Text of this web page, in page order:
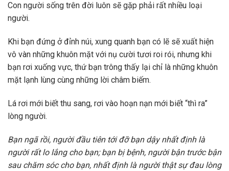
Con người sống trên đời luôn sẽ gặp phải rất nhiều loại
người.
Khi bạn đứng ở đỉnh núi, xung quanh bạn có lẽ sẽ xuất hiện
vô vàn những khuôn mặt với nụ cười tươi roi rói, nhưng khi
bạn rơi xuống vực, thứ bạn trông thấy lại chỉ là những khuôn
mặt lạnh lùng cùng những lời châm biếm.
Lá rơi mới biết thu sang, rơi vào hoạn nạn mới biết “thì ra”
lòng người.
Bạn ngã rồi, người đầu tiên tới đỡ bạn dậy nhất định là
người rất lo lắng cho bạn; bạn bị bệnh, người bận trước bận
sau chăm sóc cho bạn, nhất định là người thật sự đau lòng